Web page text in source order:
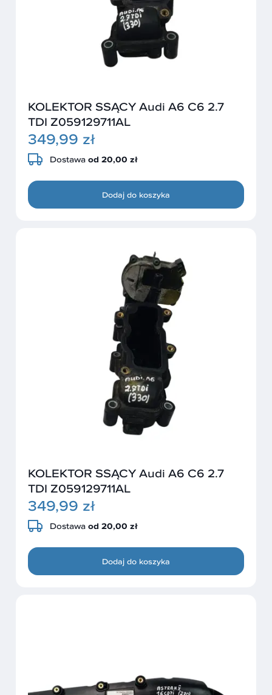
KOLEKTOR SSĄCY Audi A6 C6 2.7
TDI Z059129711AL
349,99 zł
Dostawa od 20,00 zł
Dodaj do koszyka
KOLEKTOR SSĄCY Audi A6 C6 2.7
TDI Z059129711AL
349,99 zł
Dostawa od 20,00 zł
Dodaj do koszyka